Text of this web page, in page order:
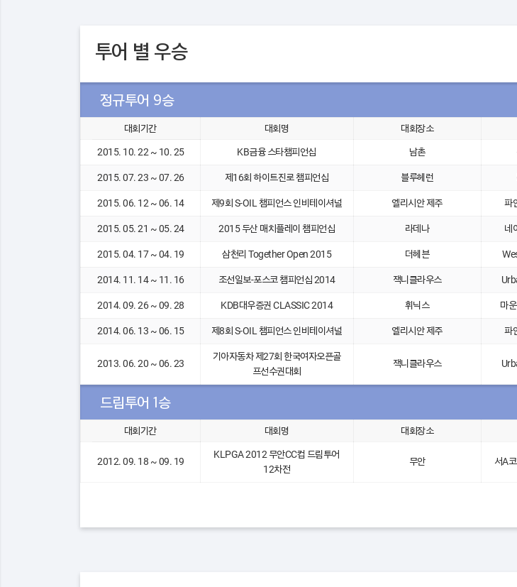
투어 별 우승
정규투어 9승
대회기간 대회명 대회장소
2015. 10. 22 ~ 10. 25 KB금융 스타챔피언십 남촌
2015. 07. 23 ~ 07. 26 제16회 하이트진로 챔피언십 블루헤런
2015. 06. 12 ~ 06. 14 제9회 S-OIL 챔피언스 인비테이셔널 엘리시안 제주 파
2015. 05. 21 ~ 05. 24 2015 두산 매치플레이 챔피언십 라데나 네
2015. 04. 17 ~ 04. 19 삼천리 Together Open 2015 더헤븐
2014. 11. 14 ~ 11. 16 조선일보-포스코 챔피언십 2014 잭니클라우스
2014. 09. 26 ~ 09. 28 KDB대우증권 CLASSIC 2014 휘닉스 마
2014. 06. 13 ~ 06. 15 제8회 S-OIL 챔피언스 인비테이셔널 엘리시안 제주 파
2013. 06. 20 ~ 06. 23
기아자동차 제27회 한국여자오픈골
프선수권대회
잭니클라우스
드림투어 1승
대회기간 대회명 대회장소
2012. 09. 18 ~ 09. 19
KLPGA 2012 무안CC컵 드림투어
12차전
무안 서A